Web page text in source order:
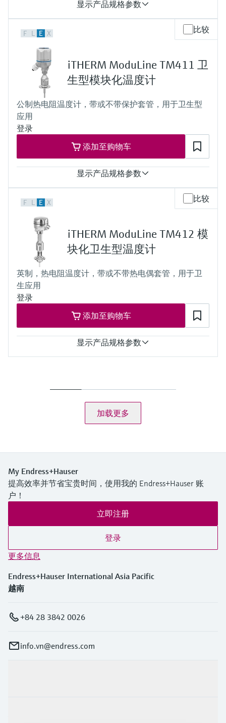
所需最大插入深度
显示产品规格参数
t50 = 2,5 s
t90 =9,5s
at 20 °C: 40 bar (580 psi)
工作温度范围
PT 100:
-40 °C …160 °C (-40 °F …320 °F),
optional up to 190 °C (374 °F)
所需最大插入深度
up to 28'' (711 mm)
others on request
F L E X 比较
iTHERM ModuLine TM411 卫
生型模块化温度计
公制热电阻温度计，带或不带保护套管，用于卫生型
应用
登录
添加至购物车
显示产品规格参数
Cl. A ，遵循IEC 60751标准
Cl. AA，遵循IEC 60751标准
响应时间
取决于设置
QuickSens： t90 = 1.5秒
StrongSens： t90 = 9.5秒
最大过程压力（静压）
20 °C时：40 bar (580 psi)
工作温度范围
PT100：
-200…600 °C
StrongSens：
-50…500 °C
QuickSens：
F L E X 比较
iTHERM ModuLine TM412 模
块化卫生型温度计
英制，热电阻温度计，带或不带热电偶套管，用于卫
生应用
登录
添加至购物车
显示产品规格参数
depending on configuration
iTHERM QuickSens: t90 = 1,5 s
at 20 °C: 40 bar (580 psi)
PT100 WW:
-200 °C … 600 °C
(-328 °F … 1.112 °F)
(-58 °F … 932 °F)
(-58 °F … 392 °F)
-50 °C … 200 °C
(-58 °F … 392 °F)
加载更多
My Endress+Hauser
提高效率并节省宝贵时间，使用我的 Endress+Hauser 账
户！
立即注册
登录
更多信息
Endress+Hauser International Asia Pacific
越南
+84 28 3842 0026
info.vn@endress.com